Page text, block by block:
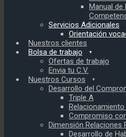
Manual de
Servicios Adicionales
Orientación
Nuestros clientes
Bolsa de trabajo
Ofertas de trabajo
Envia tu C.V.
Nuestros Cursos
Desarrollo del
Triple A
Compromiso
Dimensión Relaciones
Desarrollo de